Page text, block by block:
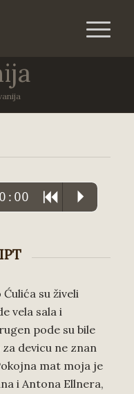
R P
su živeli
vela sala i
pode su bile
devicu ne znan
mat moja je
i Antona Ellnera,